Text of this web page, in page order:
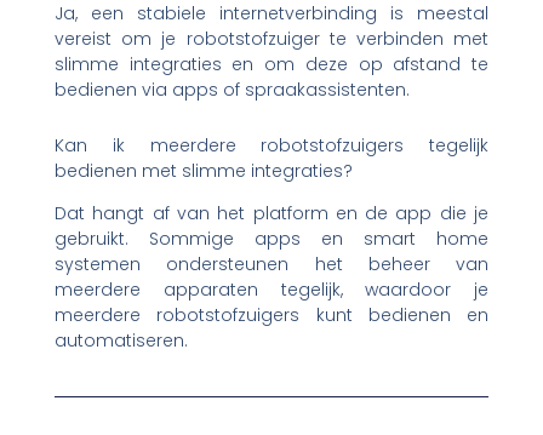
Ja, een stabiele internetverbinding is meestal
vereist om je robotstofzuiger te verbinden met
slimme integraties en om deze op afstand te
bedienen via apps of spraakassistenten.
Kan ik meerdere robotstofzuigers tegelijk
bedienen met slimme integraties?
Dat hangt af van het platform en de app die je
gebruikt. Sommige apps en smart home
systemen ondersteunen het beheer van
meerdere apparaten tegelijk, waardoor je
meerdere robotstofzuigers kunt bedienen en
automatiseren.